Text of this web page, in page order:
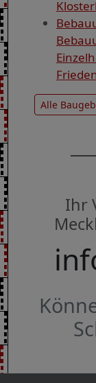
Alle
Ihr